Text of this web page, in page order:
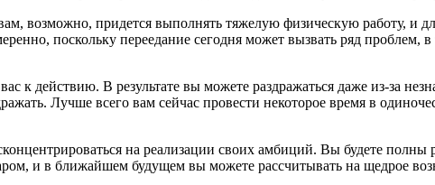
возможно, придется выполнять тяжелую физическую работу, и
поскольку переедание сегодня может вызвать ряд
к действию. В результате вы можете раздражаться даже из-за
Лучше всего вам сейчас провести некоторое время в
на реализации своих амбиций. Вы будете
и в ближайшем будущем вы можете рассчитывать на щедрое